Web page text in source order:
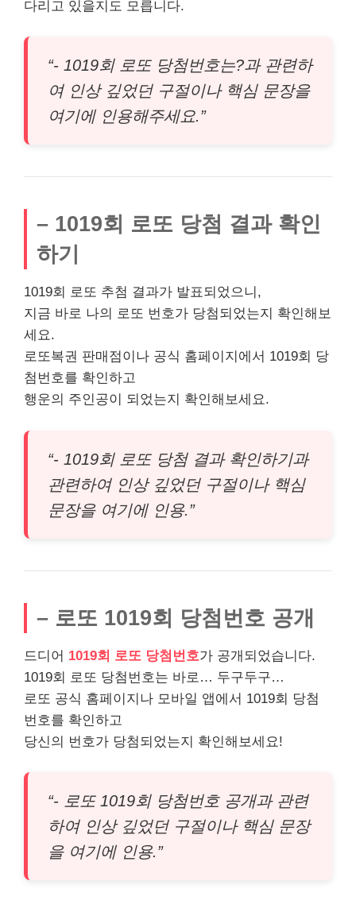
다리고 있을지도 모릅니다.
“- 1019회 로또 당첨번호는?과 관련하
여 인상 깊었던 구절이나 핵심 문장을
여기에 인용해주세요.”
– 1019회 로또 당첨 결과 확인
하기
1019회 로또 추첨 결과가 발표되었으니,
지금 바로 나의 로또 번호가 당첨되었는지 확인해보
세요.
로또복권 판매점이나 공식 홈페이지에서 1019회 당
첨번호를 확인하고
행운의 주인공이 되었는지 확인해보세요.
“- 1019회 로또 당첨 결과 확인하기과
관련하여 인상 깊었던 구절이나 핵심
문장을 여기에 인용.”
– 로또 1019회 당첨번호 공개
드디어 1019회 로또 당첨번호가 공개되었습니다.
1019회 로또 당첨번호는 바로… 두구두구…
로또 공식 홈페이지나 모바일 앱에서 1019회 당첨
번호를 확인하고
당신의 번호가 당첨되었는지 확인해보세요!
“- 로또 1019회 당첨번호 공개과 관련
하여 인상 깊었던 구절이나 핵심 문장
을 여기에 인용.”